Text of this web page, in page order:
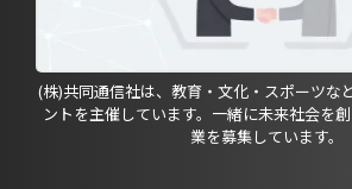
(株)共同通信社は、教育・文化・スポーツな
ントを主催しています。一緒に未来社会を
業を募集しています。